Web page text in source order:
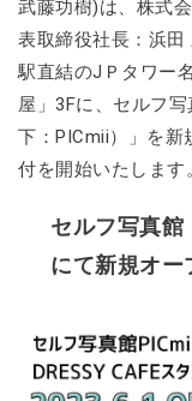
武藤功樹)は、株式
表取締役社長：浜
駅直結のJＰタワー
屋」3Fに、セルフ
下：PICmii）」を新
付を開始いたします
セルフ写真館
にて新規オー